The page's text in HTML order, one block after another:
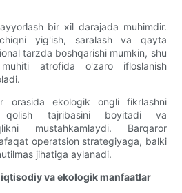
bir xil darajada muhimdir.
yig'ish, saralash va qayta
tarzda boshqarishi mumkin, shu
atrofida o'zaro ifloslanish
orasida ekologik ongli fikrlashni
qolish tajribasini boyitadi va
mustahkamlaydi. Barqaror
operatsion strategiyaga, balki
jihatiga aylanadi.
va ekologik manfaatlar